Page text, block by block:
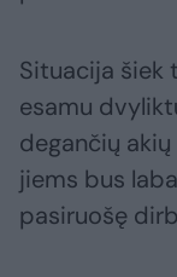
Situacija šiek
esamu
degančių
jiems bus
pasiruošę